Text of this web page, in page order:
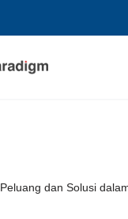
Peluang dan Solusi